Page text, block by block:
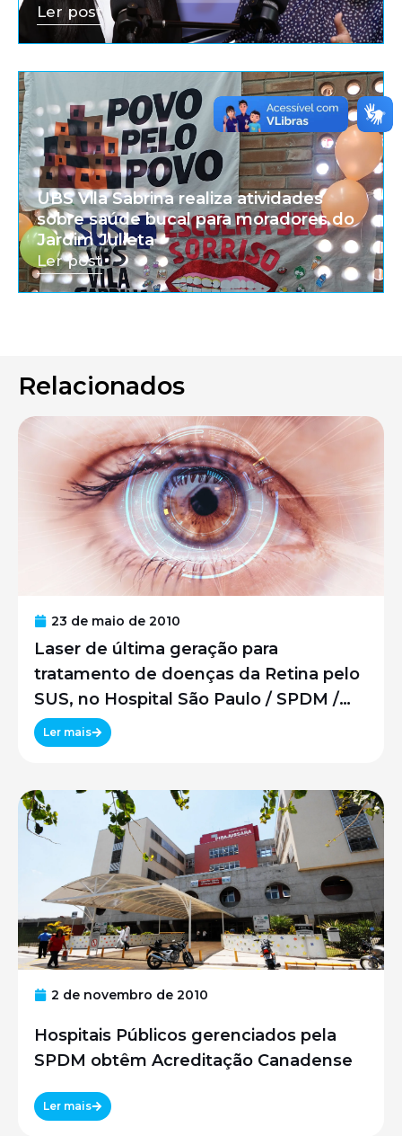
Ler post
UBS Vila Sabrina realiza atividades
sobre saúde bucal para moradores do
Jardim Julieta
Ler post
Relacionados
23 de maio de 2010
Laser de última geração para
tratamento de doenças da Retina pelo
SUS, no Hospital São Paulo / SPDM /
UNIFESP
Ler mais
2 de novembro de 2010
Hospitais Públicos gerenciados pela
SPDM obtêm Acreditação Canadense
Ler mais